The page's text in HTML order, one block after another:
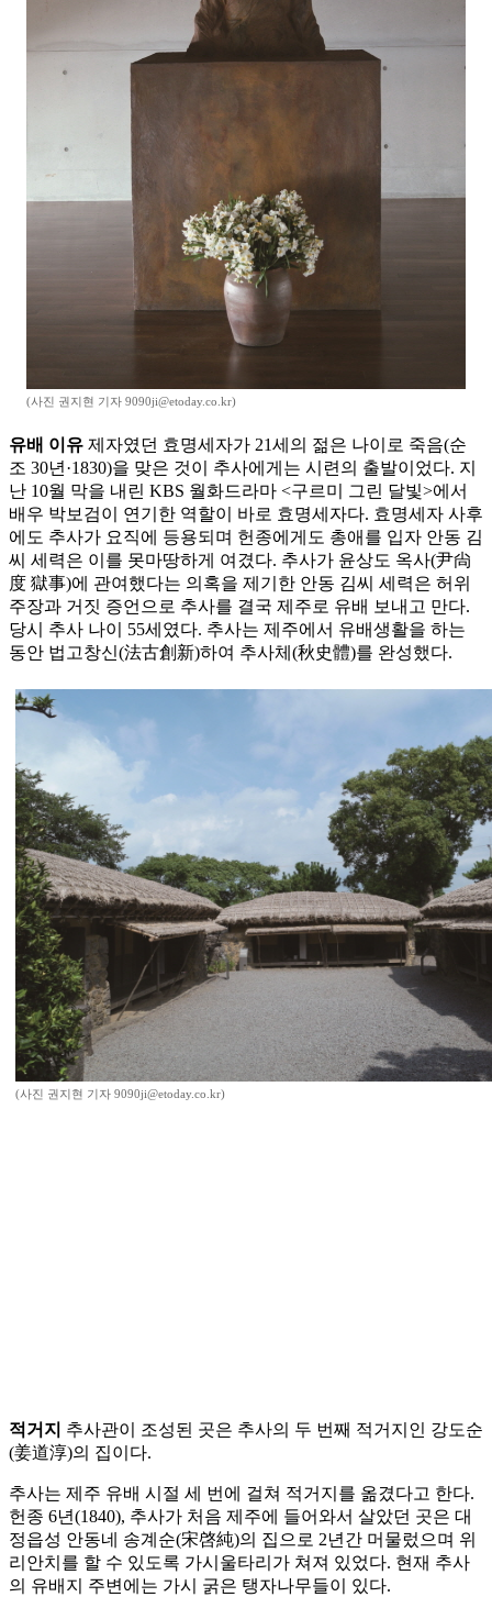
(사진 권지현 기자 9090ji@etoday.co.kr)
유배 이유 제자였던 효명세자가 21세의 젊은 나이로 죽음(순
조 30년·1830)을 맞은 것이 추사에게는 시련의 출발이었다. 지
난 10월 막을 내린 KBS 월화드라마 <구르미 그린 달빛>에서
배우 박보검이 연기한 역할이 바로 효명세자다. 효명세자 사후
에도 추사가 요직에 등용되며 헌종에게도 총애를 입자 안동 김
씨 세력은 이를 못마땅하게 여겼다. 추사가 윤상도 옥사(尹尙
度 獄事)에 관여했다는 의혹을 제기한 안동 김씨 세력은 허위
주장과 거짓 증언으로 추사를 결국 제주로 유배 보내고 만다.
당시 추사 나이 55세였다. 추사는 제주에서 유배생활을 하는
동안 법고창신(法古創新)하여 추사체(秋史體)를 완성했다.
(사진 권지현 기자 9090ji@etoday.co.kr)
적거지 추사관이 조성된 곳은 추사의 두 번째 적거지인 강도순
(姜道淳)의 집이다.
추사는 제주 유배 시절 세 번에 걸쳐 적거지를 옮겼다고 한다.
헌종 6년(1840), 추사가 처음 제주에 들어와서 살았던 곳은 대
정읍성 안동네 송계순(宋啓純)의 집으로 2년간 머물렀으며 위
리안치를 할 수 있도록 가시울타리가 쳐져 있었다. 현재 추사
의 유배지 주변에는 가시 굵은 탱자나무들이 있다.